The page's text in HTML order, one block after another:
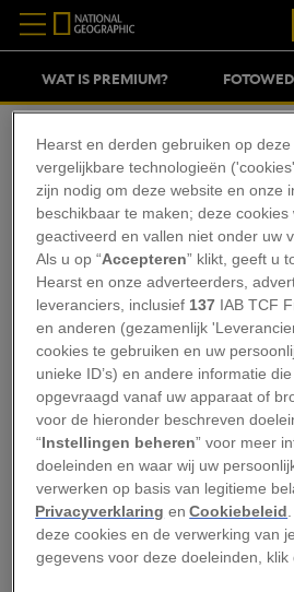
WAT IS PREMIUM?
YOUSSEF EL
Youssef el Khattabi studeert
and Water Management,
met veel meer dan dat. In
leest hij graag, wandelt hij
hij naar jazz en geniet hij van
wat de wereld en de mens
Hearst en derden gebruiken op
vergelijkbare technologieën
zijn nodig om deze website en onze
beschikbaar te maken; deze
geactiveerd en vallen niet onder uw
Als u op “Accepteren” klikt, geeft u
Hearst en onze adverteerders,
leveranciers, inclusief 137 IAB TCF
en anderen (gezamenlijk
cookies te gebruiken en uw
unieke ID’s) en andere informatie
opgevraagd vanaf uw apparaat of
voor de hieronder beschreven
“Instellingen beheren” voor meer
doeleinden en waar wij uw
verwerken op basis van legitieme
Privacyverklaring enCookiebeleid
deze cookies en de verwerking van
gegevens voor deze doeleinden, klik